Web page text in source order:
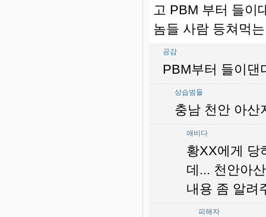
고 PBM 부터 들이
놈들 사람 등쳐먹
공감
PBM부터 들이댄
상습범들
충남 천안 아산
애비다
황XX에게 당
데... 천안아
내용 좀 알려
피해자